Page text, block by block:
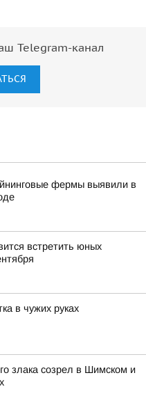
Telegram-канал
фермы выявили в
встретить юных
в чужих руках
злака созрел в Шимском и